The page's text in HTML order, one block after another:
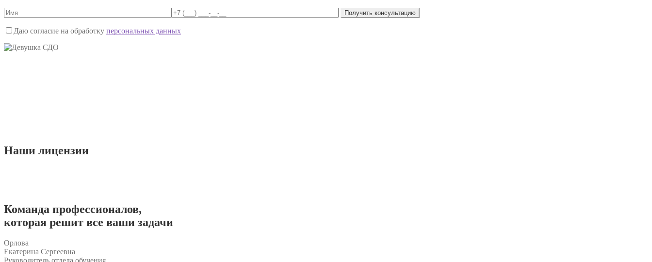
Даю согласие на обработку персональных данных
Наши лицензии
Команда профессионалов,
которая решит все ваши задачи
Орлова
Екатерина Сергеевна
Руководитель отдела обучения